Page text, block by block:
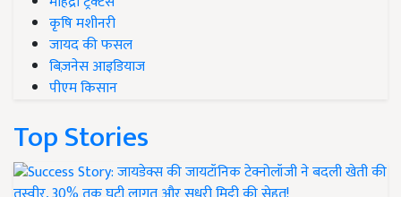
कृषि मशीनरी
जायद की फसल
बिज़नेस आइडियाज
पीएम किसान
Top Stories